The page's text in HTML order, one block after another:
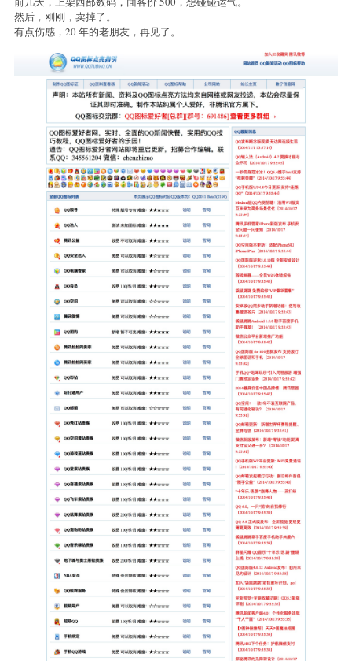
define('DB_USER', 'root');     // 改为你的数据库用户名
define('DB_PASS', '');         // 改为你的数据库密码
> ⚠️ **常见错误 `1044 Access denied`**：虚拟主机/面板的数据库账号
> 解决：先在主机面板里创建好数据库（如 `tsql_mitable`），然后把
> 本安装程序**不会**自动建库，只会连上已存在的库并建表。
### 3. 初始化数据库（二选一）
**方式 A：在线安装（推荐，无需命令行）**
1. 先在主机面板创建数据库（如 `tsql_mitable`），并在 `config.php`
2. 浏览器访问 `http://你的域名/install.php`
3. 点击“开始安装”，自动建表并写入种子数据
4. **务必删除 `install.php` 文件！**
**方式 B：命令行导入**
```bash
mysql -u 用户名 -p
CREATE DATABASE 你的库名 CHARACTER SET utf8mb4;
mysql -u 用户名 -p 你的库名 < db.sql
### 4. 设置目录权限
确保 `uploads/` 目录可被 Web 服务器写入（用于上传图片）：
```bash
chmod -R 755 uploads   # Linux 环境
### 5. 登录后台
- 访问 `http://你的域名/admin/`
- 默认账号：`admin`
- 默认密码：`admin123`
- 登录后请尽快在「修改密码」中更改，并在「网站信息」中完善备案号等信息
|------|------|
| 概览 | 各数据量统计与快捷入口 |
| 域名列表 | 增删改查；字段含域名、后缀、注册平台、注册/过期时间、
| 域名分类 | 分类名称与排序 |
| 注册商 | 名称、网址、LOGO、简介、排序 |
然后，刚刚，卖掉了。
有点伤感，20 年的老朋友，再见了。